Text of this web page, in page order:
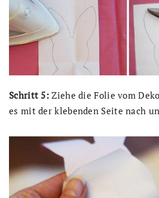
Schritt 5: Ziehe die Folie vom
es mit der klebenden Seite nach